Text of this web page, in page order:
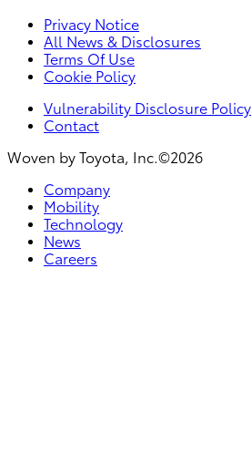
Privacy Notice
All News & Disclosures
Terms Of Use
Cookie Policy
Vulnerability Disclosure Policy
Contact
Woven by Toyota, Inc.©2026
Company
Mobility
Technology
News
Careers